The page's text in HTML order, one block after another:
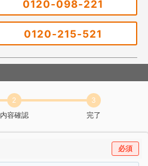
0120-098-221
0120-215-521
2
内容確認
3
完了
必須